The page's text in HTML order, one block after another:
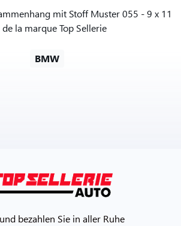
mit Stoff Muster 055 - 9 x 11
la marque Top Sellerie
BMW
bezahlen Sie in aller Ruhe